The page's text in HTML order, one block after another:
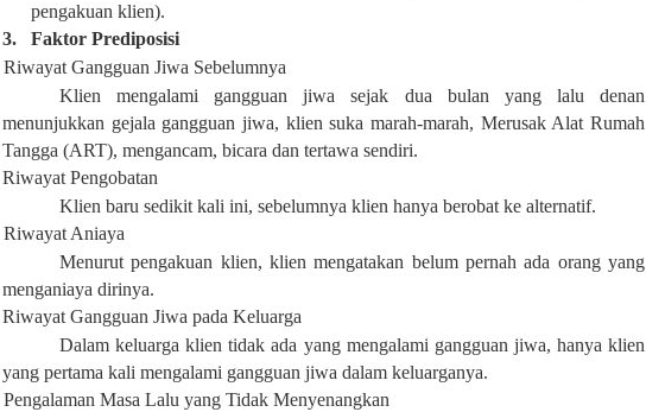
pengakuan klien).
3.
Faktor Prediposisi
Riwayat Gangguan Jiwa Sebelumnya
Klien mengalami gangguan jiwa sejak dua bulan yang lalu denan
menunjukkan gejala gangguan jiwa, klien suka marah-marah, Merusak Alat Rumah
Tangga (ART), mengancam, bicara dan tertawa sendiri.
Riwayat Pengobatan
Klien baru sedikit kali ini, sebelumnya klien hanya berobat ke alternatif.
Riwayat Aniaya
Menurut pengakuan klien, klien mengatakan belum pernah ada orang yang
menganiaya dirinya.
Riwayat Gangguan Jiwa pada Keluarga
Dalam keluarga klien tidak ada yang mengalami gangguan jiwa, hanya klien
yang pertama kali mengalami gangguan jiwa dalam keluarganya.
Pengalaman Masa Lalu yang Tidak Menyenangkan